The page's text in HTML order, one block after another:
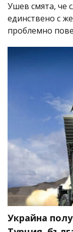
Ушев смята, че
единствено с
проблемно
Украйна